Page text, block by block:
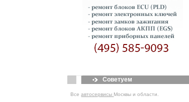
Советуем
Всеавтосервисы Москвы и области.